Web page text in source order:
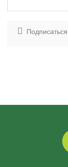
Подписаться